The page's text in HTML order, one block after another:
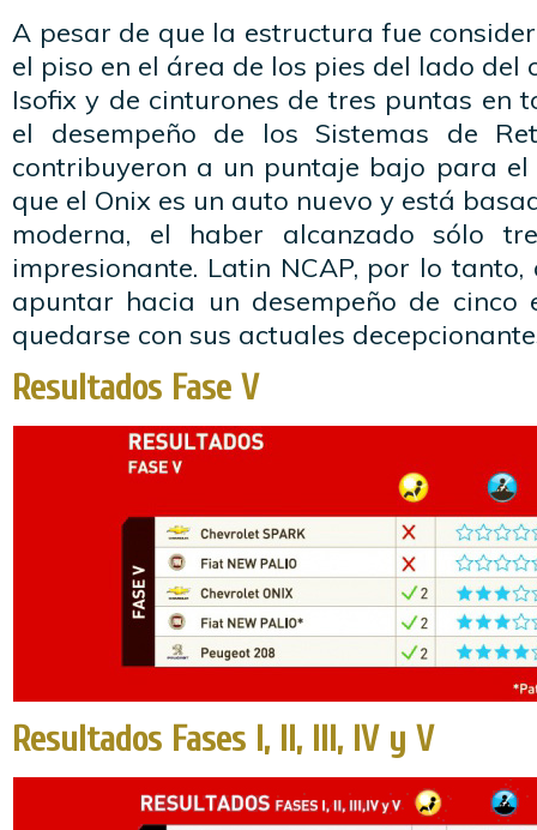
A pesar de que la estructura fue
el piso en el área de los pies del lado del
Isofix y de cinturones de tres puntas en
el desempeño de los Sistemas de
contribuyeron a un puntaje bajo para el
que el Onix es un auto nuevo y está
moderna, el haber alcanzado sólo
impresionante. Latin NCAP, por lo
apuntar hacia un desempeño de cinco
quedarse con sus actuales
Resultados Fase V
Resultados Fases I, II, III, IV y V